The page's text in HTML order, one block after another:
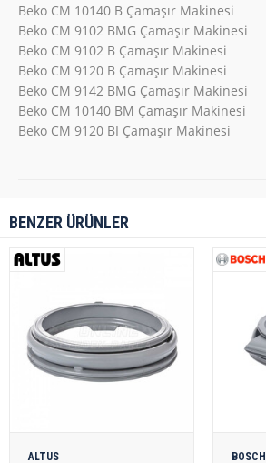
Beko CM 10140 B Çamaşır Makinesi
Beko CM 9102 BMG Çamaşır Makinesi
Beko CM 9102 B Çamaşır Makinesi
Beko CM 9120 B Çamaşır Makinesi
Beko CM 9142 BMG Çamaşır Makinesi
Beko CM 10140 BM Çamaşır Makinesi
Beko CM 9120 BI Çamaşır Makinesi
BENZER ÜRÜNLER
ALTUS BOSCH